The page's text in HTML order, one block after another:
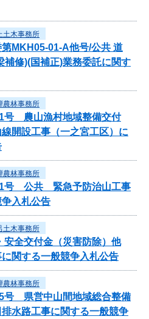
土木事務所
第MKH05-01-A他号/公共 道
補修)(国補正)業務委託に関す
農林事務所
号 農山漁村地域整備交付
設工事（一之宮工区）に
農林事務所
号 公共 緊急予防治山工事
争入札公告
土木事務所
安全交付金（災害防除）他
関する一般競争入札公告
農林事務所
号 県営中山間地域総合整備
路工事に関する一般競争